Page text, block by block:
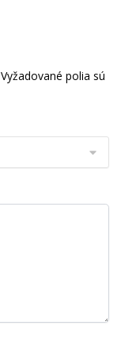
Vyžadované polia sú